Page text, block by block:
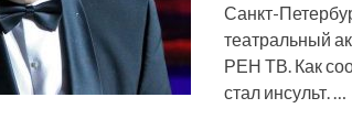
Санкт-
театральный
РЕН ТВ. Как
стал инсульт. …